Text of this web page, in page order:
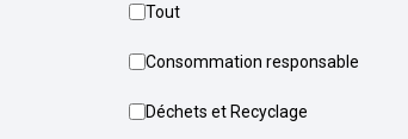
Tout
Consommation responsable
Déchets et Recyclage